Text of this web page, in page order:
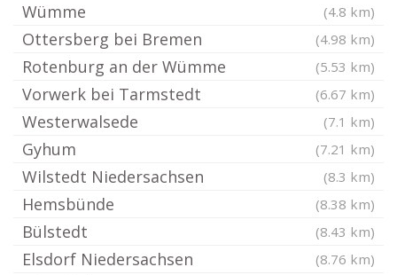
Wümme
(4.8 km)
Ottersberg bei Bremen (4.98 km)
Rotenburg an der Wümme (5.53 km)
Vorwerk bei Tarmstedt (6.67 km)
Westerwalsede (7.1 km)
Gyhum (7.21 km)
Wilstedt Niedersachsen (8.3 km)
Hemsbünde (8.38 km)
Bülstedt (8.43 km)
Elsdorf Niedersachsen (8.76 km)